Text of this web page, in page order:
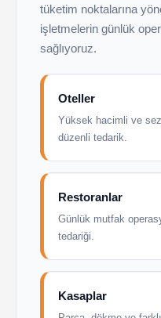
tüketim noktalarına
işletmelerin günlük
sağlıyoruz.
Oteller
Yüksek hacimli ve
düzenli tedarik.
Restoranlar
Günlük mutfak
tedariği.
Kasaplar